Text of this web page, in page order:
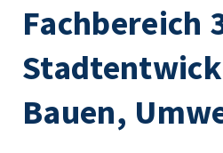
Fachbereich
Bauen,